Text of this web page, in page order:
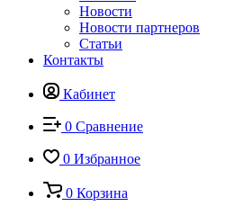
Новости
Новости партнеров
Статьи
Контакты
Кабинет
0 Сравнение
0 Избранное
0 Корзина